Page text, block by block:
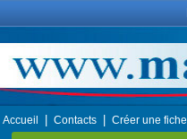
Accueil Contacts Créer une fiche